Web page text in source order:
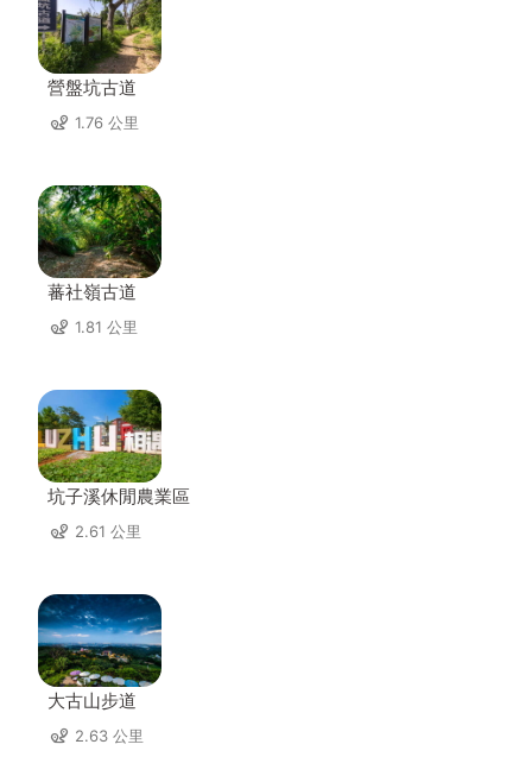
營盤坑古道
1.76 公里
蕃社嶺古道
1.81 公里
坑子溪休閒農業區
2.61 公里
大古山步道
2.63 公里